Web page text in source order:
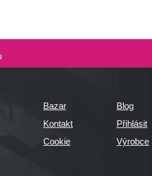
Bazar
Kontakt
Cookie
Blog
Přihlásit
Výrobce